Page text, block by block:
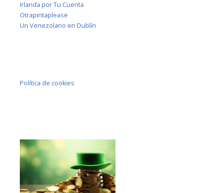
Irlanda por Tu Cuenta
Otrapintaplease
Un Venezolano en Dublín
Política de cookies